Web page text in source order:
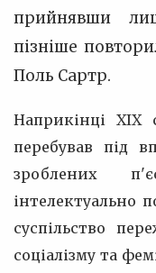
прийнявши
пізніше
Поль Сартр.
Наприкінці XIX
перебував під
зроблених
інтелектуально
суспільство
соціалізму та